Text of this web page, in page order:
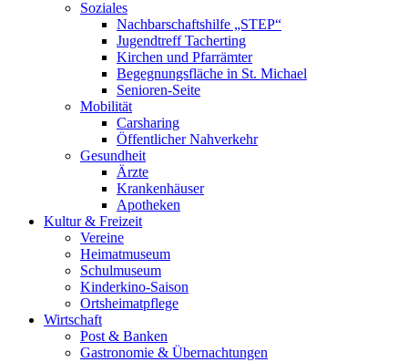
Soziales
Nachbarschaftshilfe „STEP“
Jugendtreff Tacherting
Kirchen und Pfarrämter
Begegnungsfläche in St. Michael
Senioren-Seite
Mobilität
Carsharing
Öffentlicher Nahverkehr
Gesundheit
Ärzte
Krankenhäuser
Apotheken
Kultur & Freizeit
Vereine
Heimatmuseum
Schulmuseum
Kinderkino-Saison
Ortsheimatpflege
Wirtschaft
Post & Banken
Gastronomie & Übernachtungen